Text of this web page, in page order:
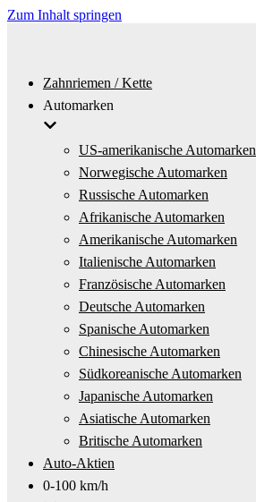
Zum Inhalt springen
Zahnriemen / Kette
Automarken
US-amerikanische Automarken
Norwegische Automarken
Russische Automarken
Afrikanische Automarken
Amerikanische Automarken
Italienische Automarken
Französische Automarken
Deutsche Automarken
Spanische Automarken
Chinesische Automarken
Südkoreanische Automarken
Japanische Automarken
Asiatische Automarken
Britische Automarken
Auto-Aktien
0-100 km/h